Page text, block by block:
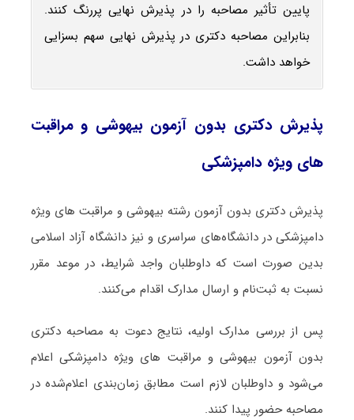
پایین تأثیر مصاحبه را در پذیرش نهایی پررنگ کنند.
بنابراین مصاحبه دکتری در پذیرش نهایی سهم بسزایی
خواهد داشت.
پذیرش دکتری بدون آزمون بیهوشی و مراقبت
‌های ویژه دامپزشکی
پذیرش دکتری بدون آزمون رشته بیهوشی و مراقبت ‌های ویژه
دامپزشکی در دانشگاه‌های سراسری و نیز دانشگاه آزاد اسلامی
بدین صورت است که داوطلبان واجد شرایط، در موعد مقرر
نسبت به ثبت‌نام و ارسال مدارک اقدام می‌کنند.
پس از بررسی مدارک اولیه، نتایج دعوت به مصاحبه دکتری
بدون آزمون بیهوشی و مراقبت ‌های ویژه دامپزشکی اعلام
می‌شود و داوطلبان لازم است مطابق زمان‌بندی اعلام‌شده در
مصاحبه حضور پیدا کنند.